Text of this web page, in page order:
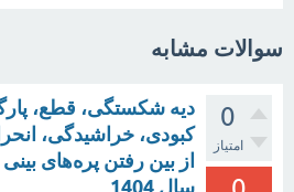
سوالات مشابه
0
امتیاز
دیه شکستگی، قطع،
کبودی، خراشیدگی،
از بین رفتن پره‌های بینی
سال 1404